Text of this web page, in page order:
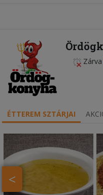
Zárva
ÉTTEREM SZTÁRJAI
<